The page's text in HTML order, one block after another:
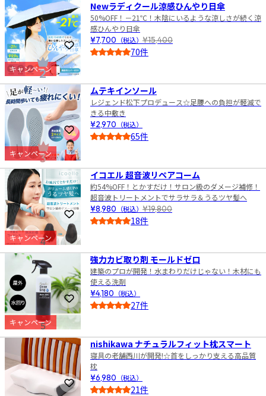
お気に入りに登録
キャンペーン
Newラディクール涼感ひんやり日傘
50%OFF！－21℃！木陰にいるような涼しさが続く涼
感ひんやり日傘
¥7,700 （税込） ¥15,400
70件
お気に入りに登録
キャンペーン
2
ムテキインソール
レジェンド松下プロデュース☆足腰への負担が軽減で
きる中敷き
¥2,970 （税込）
65件
お気に入りに登録
キャンペーン
3
イコエル 超音波リペアコーム
約54%OFF！とかすだけ！サロン級のダメージ補修！
超音波トリートメントでサラサラ＆うるツヤ髪へ
¥8,980 （税込） ¥19,800
18件
お気に入りに登録
キャンペーン
4
強力カビ取り剤 モールドゼロ
建築のプロが開発！水まわりだけじゃない！木材にも
使える洗剤
¥4,180 （税込）
27件
お気に入りに登録
5
nishikawa ナチュラルフィット枕スマート
寝具の老舗西川が開発!☆首をしっかり支える高品質
枕
¥6,980 （税込）
21件